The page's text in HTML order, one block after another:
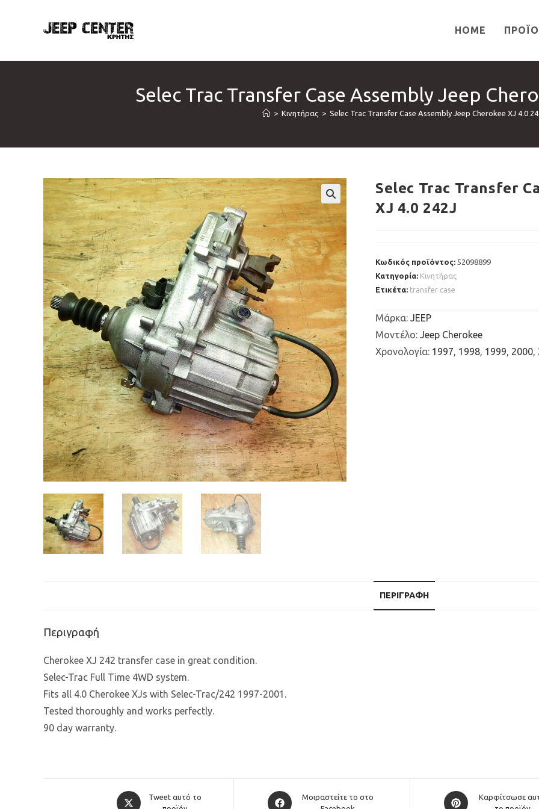
HOME
Selec Trac Transfer Case Assembly Jeep
> Κινητήρας > Selec Trac Transfer Case Assembly Jeep Cherokee XJ 4.0
🔍
Selec Trac Transfer
XJ 4.0 242J
Κωδικός προϊόντος: 52098899
Κατηγορία: Κινητήρας
Ετικέτα: transfer case
Μάρκα: JEEP
Μοντέλο: Jeep Cherokee
Χρονολογία: 1997, 1998, 1999, 2000,
ΠΕΡΙΓΡΑΦΉ
Περιγραφή
Cherokee XJ 242 transfer case in great condition.
Selec-Trac Full Time 4WD system.
Fits all 4.0 Cherokee XJs with Selec-Trac/242 1997-2001.
Tested thoroughly and works perfectly.
90 day warranty.
Opens
Tweet αυτό το
Opens
Μοιραστείτε το στο
Opens
Καρφίτσωσε